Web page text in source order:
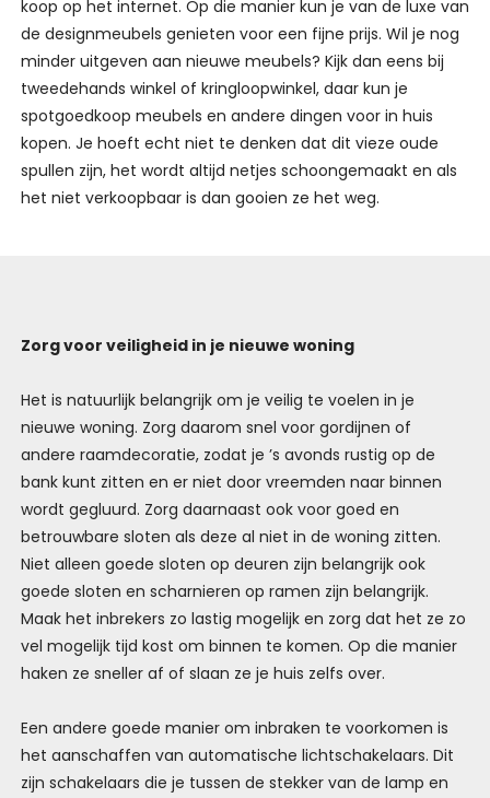
koop op het internet. Op die manier kun je van de luxe van
de designmeubels genieten voor een fijne prijs. Wil je nog
minder uitgeven aan nieuwe meubels? Kijk dan eens bij
tweedehands winkel of kringloopwinkel, daar kun je
spotgoedkoop meubels en andere dingen voor in huis
kopen. Je hoeft echt niet te denken dat dit vieze oude
spullen zijn, het wordt altijd netjes schoongemaakt en als
het niet verkoopbaar is dan gooien ze het weg.
Zorg voor veiligheid in je nieuwe woning
Het is natuurlijk belangrijk om je veilig te voelen in je
nieuwe woning. Zorg daarom snel voor gordijnen of
andere raamdecoratie, zodat je ’s avonds rustig op de
bank kunt zitten en er niet door vreemden naar binnen
wordt gegluurd. Zorg daarnaast ook voor goed en
betrouwbare sloten als deze al niet in de woning zitten.
Niet alleen goede sloten op deuren zijn belangrijk ook
goede sloten en scharnieren op ramen zijn belangrijk.
Maak het inbrekers zo lastig mogelijk en zorg dat het ze zo
vel mogelijk tijd kost om binnen te komen. Op die manier
haken ze sneller af of slaan ze je huis zelfs over.
Een andere goede manier om inbraken te voorkomen is
het aanschaffen van automatische lichtschakelaars. Dit
zijn schakelaars die je tussen de stekker van de lamp en